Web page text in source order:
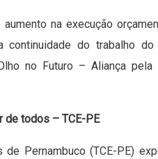
na execução
continuidade do trabalho
no Futuro – Aliança
de todos – TCE-PE
de Pernambuco (TCE-PE)